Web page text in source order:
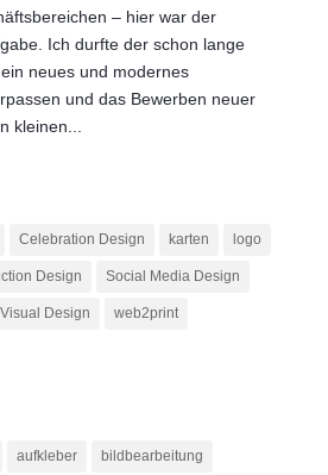
– hier war der
Ich durfte der schon lange
neues und modernes
und das Bewerben neuer
kleinen...
Celebration Design karten logo
Design Social Media Design
Visual Design web2print
aufkleber bildbearbeitung